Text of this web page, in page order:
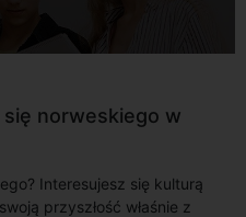
norweskiego w
Interesujesz się kulturą
przyszłość właśnie z